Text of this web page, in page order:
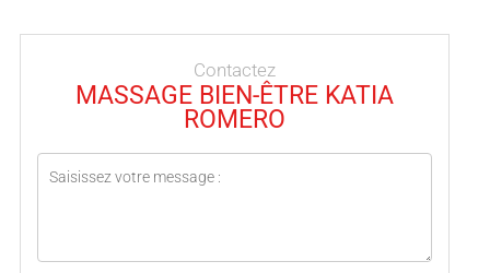
Contactez
MASSAGE BIEN-ÊTRE KATIA
ROMERO